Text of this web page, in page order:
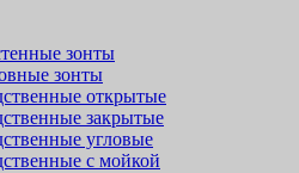
зонты
зонты
открытые
закрытые
угловые
с мойкой